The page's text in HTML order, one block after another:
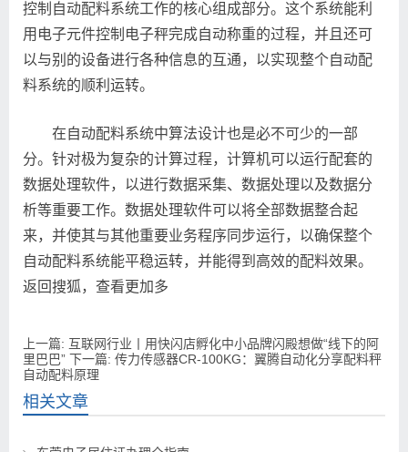
控制自动配料系统工作的核心组成部分。这个系统能利
用电子元件控制电子秤完成自动称重的过程，并且还可
以与别的设备进行各种信息的互通，以实现整个自动配
料系统的顺利运转。
在自动配料系统中算法设计也是必不可少的一部
分。针对极为复杂的计算过程，计算机可以运行配套的
数据处理软件，以进行数据采集、数据处理以及数据分
析等重要工作。数据处理软件可以将全部数据整合起
来，并使其与其他重要业务程序同步运行，以确保整个
自动配料系统能平稳运转，并能得到高效的配料效果。
返回搜狐，查看更加多
上一篇: 互联网行业丨用快闪店孵化中小品牌闪殿想做“线下的阿
里巴巴” 下一篇: 传力传感器CR-100KG：翼腾自动化分享配料秤
自动配料原理
相关文章